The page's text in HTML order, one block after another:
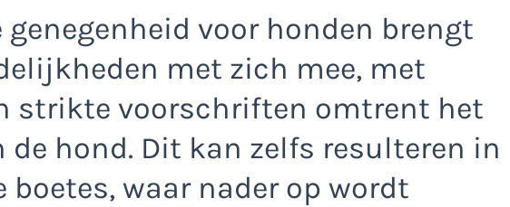
genegenheid voor honden brengt
met zich mee, met
strikte voorschriften omtrent het
hond. Dit kan zelfs resulteren in
waar nader op wordt